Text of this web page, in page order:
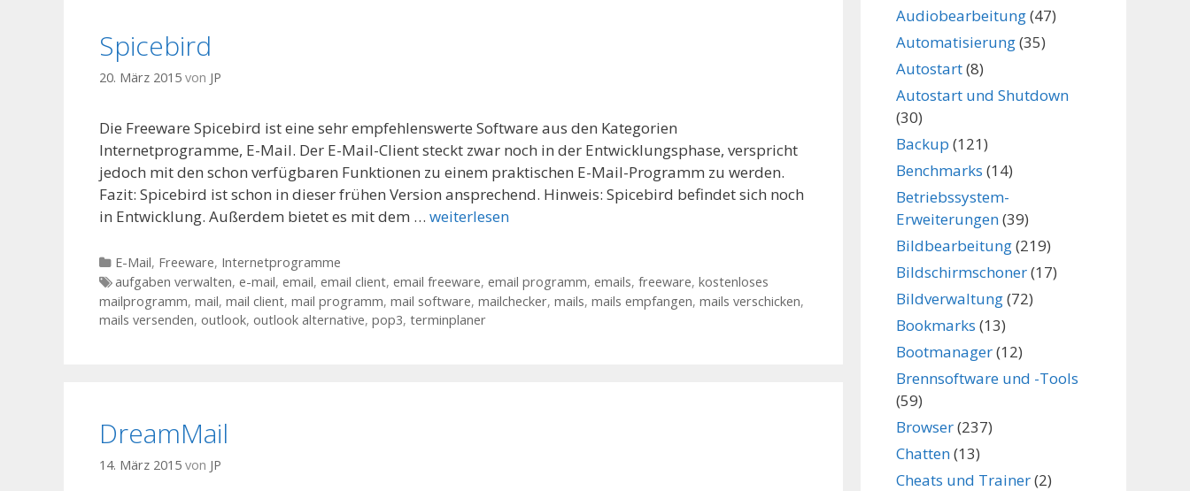
Spicebird
20. März 2015 von JP
Die Freeware Spicebird ist eine sehr empfehlenswerte Software aus den Kategorien
Internetprogramme, E-Mail. Der E-Mail-Client steckt zwar noch in der Entwicklungsphase, verspricht
jedoch mit den schon verfügbaren Funktionen zu einem praktischen E-Mail-Programm zu werden.
Fazit: Spicebird ist schon in dieser frühen Version ansprechend. Hinweis: Spicebird befindet sich noch
in Entwicklung. Außerdem bietet es mit dem … weiterlesen
Kategorien
E-Mail, Freeware, Internetprogramme
Tags
aufgaben verwalten, e-mail, email, email client, email freeware, email programm, emails, freeware, kostenloses
mailprogramm, mail, mail client, mail programm, mail software, mailchecker, mails, mails empfangen, mails verschicken,
mails versenden, outlook, outlook alternative, pop3, terminplaner
DreamMail
14. März 2015 von JP
Audiobearbeitung(47)
Automatisierung(35)
Autostart(8)
Autostart und Shutdown
(30)
Backup (121)
Benchmarks (14)
Betriebssystem-
Erweiterungen(39)
Bildbearbeitung(219)
Bildschirmschoner(17)
Bildverwaltung(72)
Bookmarks (13)
Bootmanager(12)
Brennsoftware und -Tools
(59)
Browser(237)
Chatten(13)
Cheats und Trainer(2)